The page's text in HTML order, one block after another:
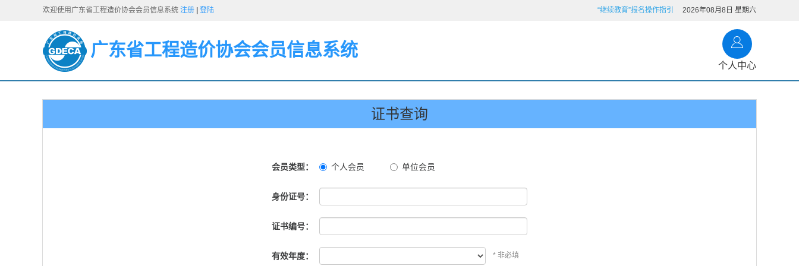
欢迎使用广东省工程造价协会会员信息系统 注册 登陆 2026年08月8日 星期六
“继续教育”报名操作指引
广东省工程造价协会会员信息系统
个人中心
证书查询
会员类型： 个人会员 单位会员
身份证号：
证书编号：
有效年度： * 非必填